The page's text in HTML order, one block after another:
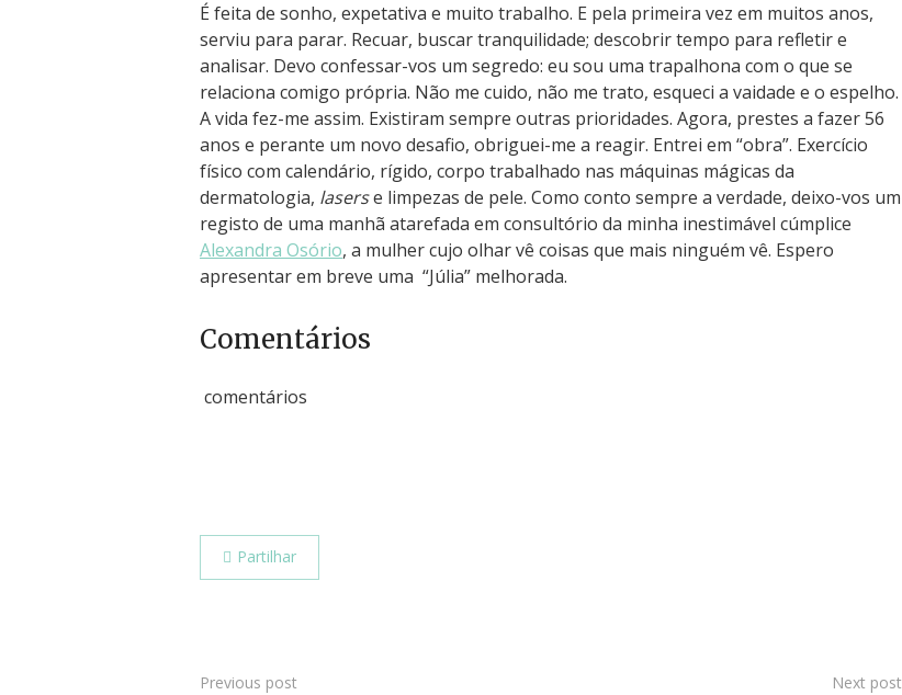
É feita de sonho, expetativa e muito trabalho. E pela primeira vez em muitos anos,
serviu para parar. Recuar, buscar tranquilidade; descobrir tempo para refletir e
analisar. Devo confessar-vos um segredo: eu sou uma trapalhona com o que se
relaciona comigo própria. Não me cuido, não me trato, esqueci a vaidade e o espelho.
A vida fez-me assim. Existiram sempre outras prioridades. Agora, prestes a fazer 56
anos e perante um novo desafio, obriguei-me a reagir. Entrei em “obra”. Exercício
físico com calendário, rígido, corpo trabalhado nas máquinas mágicas da
dermatologia, laserse limpezas de pele. Como conto sempre a verdade, deixo-vos um
registo de uma manhã atarefada em consultório da minha inestimável cúmplice
Alexandra Osório, a mulher cujo olhar vê coisas que mais ninguém vê. Espero
apresentar em breve uma “Júlia” melhorada.
Comentários
comentários
Partilhar
Previous post Next post